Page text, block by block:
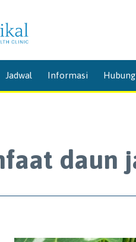
Jadwal Informasi
daun